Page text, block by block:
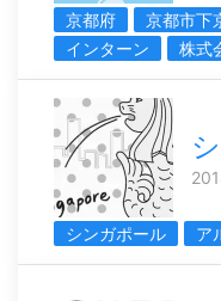
京都府 京都市下
インターン
株式
シンガポール ア